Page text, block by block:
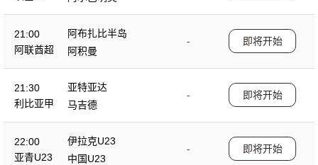
21:00
阿联酋超
阿布扎比半岛
-
阿积曼
即将开始
21:30
利比亚甲
亚特亚达
-
马吉德
即将开始
22:00
亚青U23
伊拉克U23
-
中国U23
即将开始